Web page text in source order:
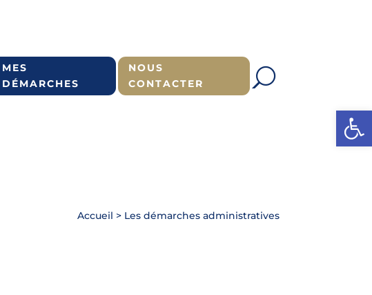
Ouvrir
MES
DÉMARCHES
NOUS
CONTACTER
Accueil > Les démarches administratives